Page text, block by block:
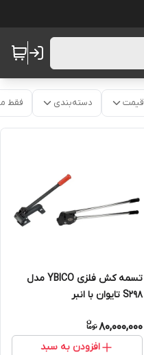
قیمت دسته‌بندی فقط
تسمه کش فلزی YBICO مدل
S298 تایوان با انبر
80,000,000
افزودن به سبد